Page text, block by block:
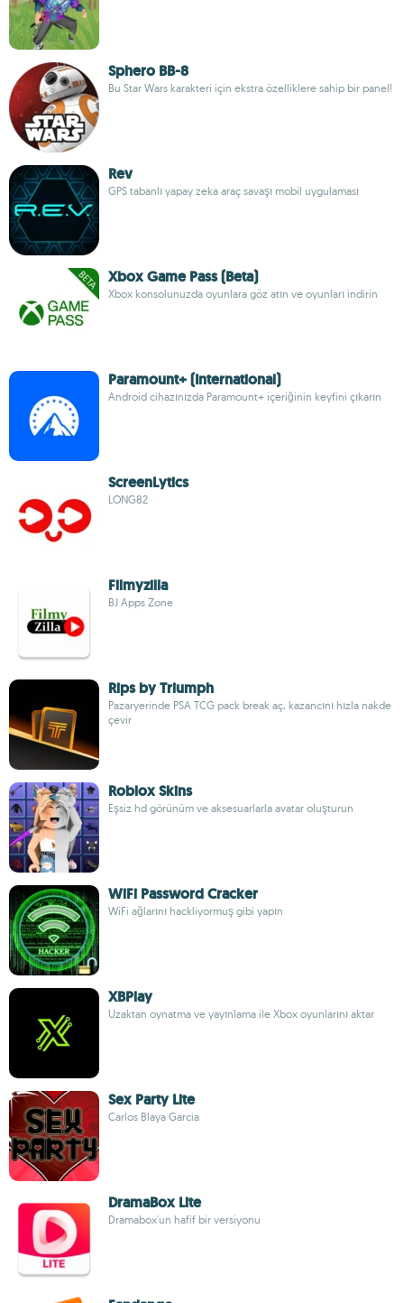
Sphero BB-8
Bu Star Wars karakteri için ekstra özelliklere sahip bir panel!
Rev
GPS tabanlı yapay zeka araç savaşı mobil uygulaması
Xbox Game Pass (Beta)
Xbox konsolunuzda oyunlara göz atın ve oyunları indirin
Paramount+ (International)
Android cihazınızda Paramount+ içeriğinin keyfini çıkarın
ScreenLytics
LONG82
Filmyzilla
BJ Apps Zone
Rips by Triumph
Pazaryerinde PSA TCG pack break aç, kazancını hızla nakde
çevir
Roblox Skins
Eşsiz hd görünüm ve aksesuarlarla avatar oluşturun
WiFi Password Cracker
WiFi ağlarını hackliyormuş gibi yapın
XBPlay
Uzaktan oynatma ve yayınlama ile Xbox oyunlarını aktar
Sex Party Lite
Carlos Blaya Garcia
DramaBox Lite
Dramabox'un hafif bir versiyonu